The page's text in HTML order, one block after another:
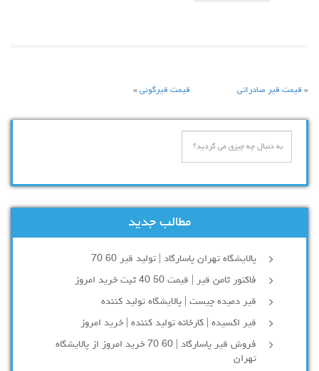
« قیمت قیر صادراتی قیمت قیرگونی»
مطالب جدید
پالایشگاه تهران پاسارگاد | تولید قیر 60 70
فاکتور ثامن قیر | قیمت 50 40 ثبت خرید امروز
قیر دمیده چیست | پالایشگاه تولید کننده
قیر اکسیده | کارخانه تولید کننده | خرید امروز
فروش قیر پاسارگاد | 60 70 خرید امروز از پالایشگاه
تهران